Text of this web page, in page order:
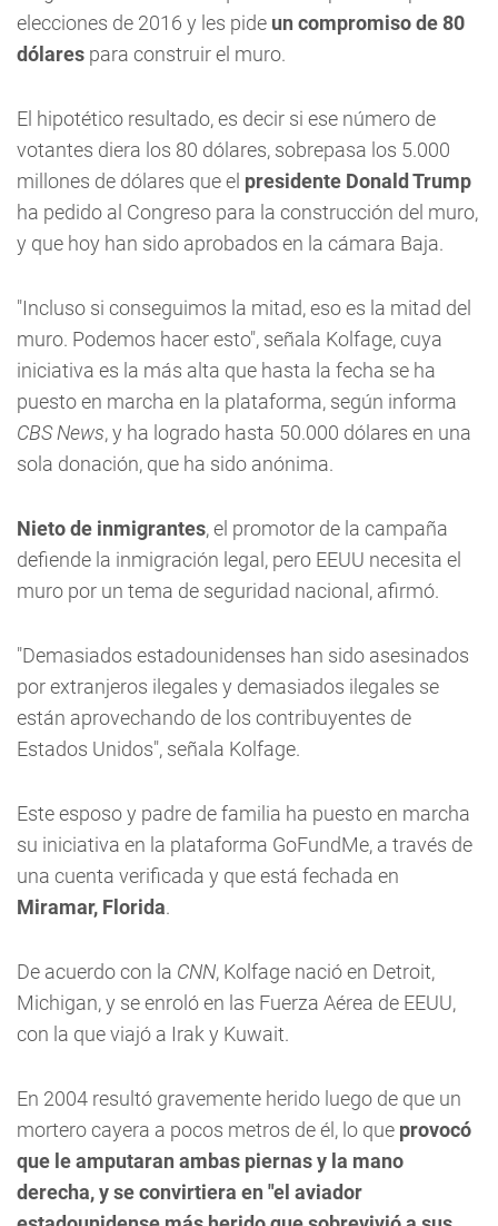
elecciones de 2016 y les pide un compromiso de 80
dólares para construir el muro.
El hipotético resultado, es decir si ese número de
votantes diera los 80 dólares, sobrepasa los 5.000
millones de dólares que el presidente Donald Trump
ha pedido al Congreso para la construcción del muro,
y que hoy han sido aprobados en la cámara Baja.
"Incluso si conseguimos la mitad, eso es la mitad del
muro. Podemos hacer esto", señala Kolfage, cuya
iniciativa es la más alta que hasta la fecha se ha
puesto en marcha en la plataforma, según informa
CBS News, y ha logrado hasta 50.000 dólares en una
sola donación, que ha sido anónima.
Nieto de inmigrantes, el promotor de la campaña
defiende la inmigración legal, pero EEUU necesita el
muro por un tema de seguridad nacional, afirmó.
"Demasiados estadounidenses han sido asesinados
por extranjeros ilegales y demasiados ilegales se
están aprovechando de los contribuyentes de
Estados Unidos", señala Kolfage.
Este esposo y padre de familia ha puesto en marcha
su iniciativa en la plataforma GoFundMe, a través de
una cuenta verificada y que está fechada en
Miramar, Florida.
De acuerdo con la CNN, Kolfage nació en Detroit,
Michigan, y se enroló en las Fuerza Aérea de EEUU,
con la que viajó a Irak y Kuwait.
En 2004 resultó gravemente herido luego de que un
mortero cayera a pocos metros de él, lo que provocó
que le amputaran ambas piernas y la mano
derecha, y se convirtiera en "el aviador